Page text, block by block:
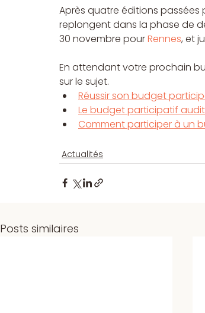
Après quatre éditions passées
replongent dans la phase de
30 novembre pour Rennes, et
En attendant votre prochain
sur le sujet.
Réussir son budget
Le budget participatif
Comment participer à un
Actualités
Posts similaires